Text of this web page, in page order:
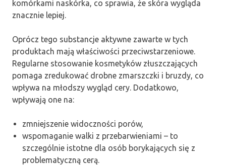
komórkami naskórka, co sprawia, że skóra wygląda
znacznie lepiej.
Oprócz tego substancje aktywne zawarte w tych
produktach mają właściwości przeciwstarzeniowe.
Regularne stosowanie kosmetyków złuszczających
pomaga zredukować drobne zmarszczki i bruzdy, co
wpływa na młodszy wygląd cery. Dodatkowo,
wpływają one na:
zmniejszenie widoczności porów,
wspomaganie walki z przebarwieniami – to
szczególnie istotne dla osób borykających się z
problematyczną cerą.